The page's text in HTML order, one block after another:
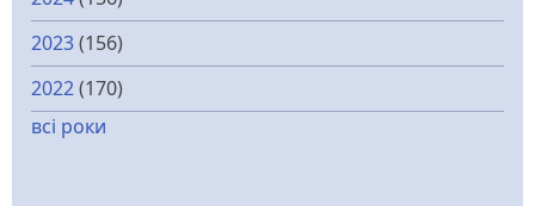
2023(156)
2022(170)
всі роки